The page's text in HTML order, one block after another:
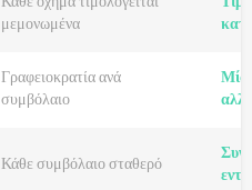
μεμονωμένα
Γραφειοκρατία ανά
συμβόλαιο
Μία
Κάθε συμβόλαιο σταθερό